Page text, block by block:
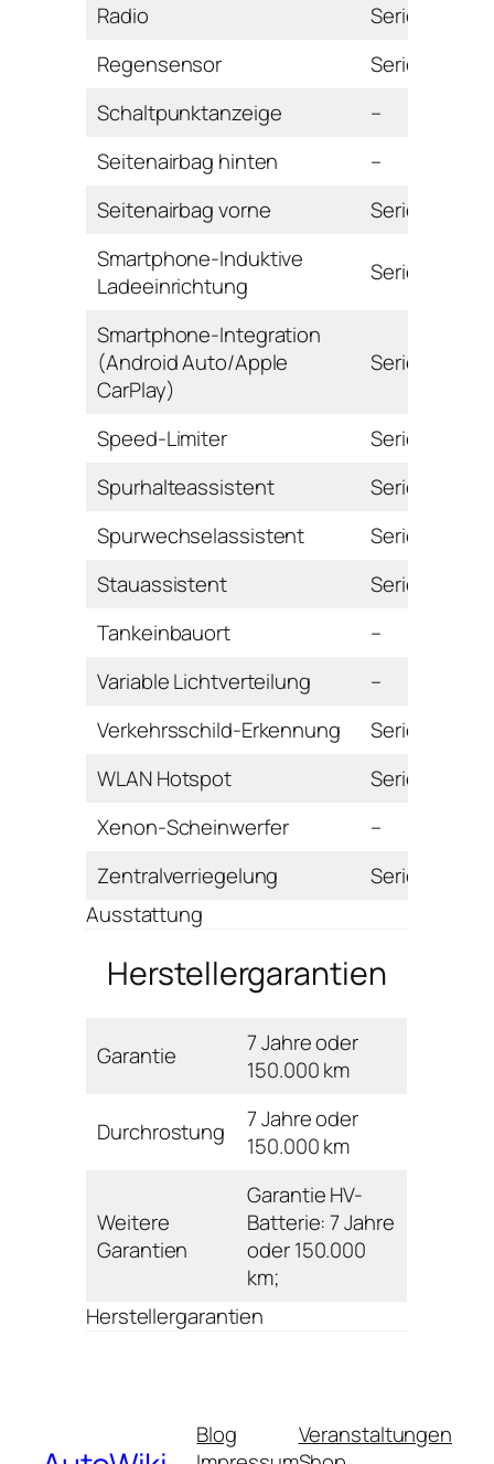
Radio
Serie
Regensensor
Serie
Schaltpunktanzeige
–
Seitenairbag hinten
–
Seitenairbag vorne
Serie
Smartphone-Induktive
Ladeeinrichtung
Serie
Smartphone-Integration
(Android Auto/Apple
CarPlay)
Serie
Speed-Limiter
Serie
Spurhalteassistent
Serie
Spurwechselassistent
Serie
Stauassistent
Serie
Tankeinbauort
–
Variable Lichtverteilung
–
Verkehrsschild-Erkennung
Serie
WLAN Hotspot
Serie
Xenon-Scheinwerfer
–
Zentralverriegelung
Serie
Ausstattung
Herstellergarantien
Garantie
7 Jahre oder
150.000 km
Durchrostung
7 Jahre oder
150.000 km
Weitere
Garantien
Garantie HV-
Batterie: 7 Jahre
oder 150.000
km;
Herstellergarantien
Blog
Veranstaltungen